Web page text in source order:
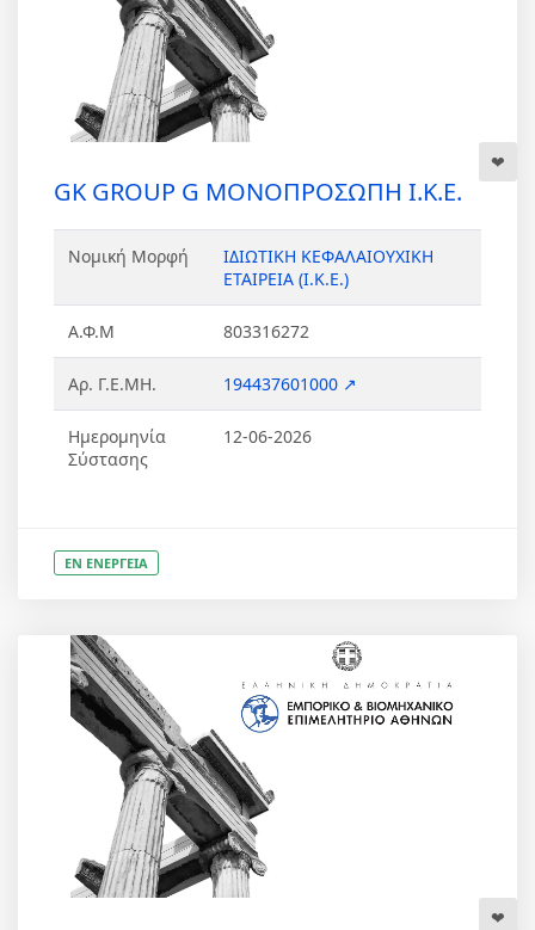
GK GROUP G ΜΟΝΟΠΡΟΣΩΠΗ Ι.Κ.Ε.
Νομική Μορφή
ΙΔΙΩΤΙΚΗ ΚΕΦΑΛΑΙΟΥΧΙΚΗ
ΕΤΑΙΡΕΙΑ (Ι.Κ.Ε.)
Α.Φ.Μ 803316272
Αρ. Γ.Ε.ΜΗ. 194437601000 ↗
Ημερομηνία
Σύστασης
12-06-2026
ΕΝ ΕΝΕΡΓΕΙΑ